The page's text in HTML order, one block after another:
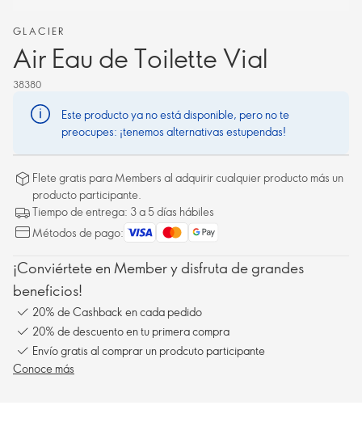
GLACIER
Air Eau de Toilette Vial
38380
Este producto ya no está disponible, pero no te
preocupes: ¡tenemos alternativas estupendas!
Flete gratis para Members al adquirir cualquier producto más un
producto participante.
Tiempo de entrega: 3 a 5 días hábiles
Métodos de pago:
¡Conviértete en Member y disfruta de grandes
beneficios!
20% de Cashback en cada pedido
20% de descuento en tu primera compra
Envío gratis al comprar un prodcuto participante
Conoce más